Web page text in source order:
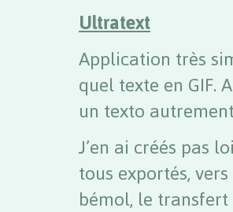
Ultratext
Application très
quel texte en GIF.
un texto
J’en ai créés pas
tous exportés,
bémol, le transfert